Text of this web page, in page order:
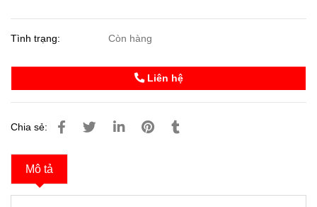
Tình trạng: Còn hàng
Liên hệ
Chia sẻ:
Mô tả